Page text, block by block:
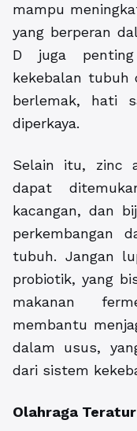
mampu
yang berperan
D juga
kekebalan tubuh
berlemak, hati
diperkaya.
Selain itu, zinc
dapat
kacangan, dan
perkembangan
tubuh. Jangan
probiotik, yang
makanan
membantu
dalam usus,
dari sistem
Olahraga Teratur